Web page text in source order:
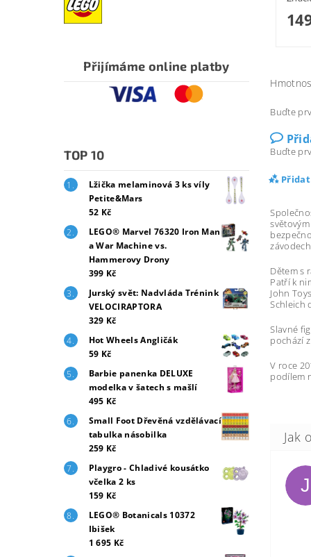
Přijímáme online platby
TOP 10
Lžička melaminová 3 ks víly
Petite&Mars
52 Kč
LEGO® Marvel 76320 Iron Man
a War Machine vs.
Hammerovy Drony
399 Kč
Jurský svět: Nadvláda Trénink
VELOCIRAPTORA
329 Kč
Hot Wheels Angličák
59 Kč
Barbie panenka DELUXE
modelka v šatech s mašlí
495 Kč
Small Foot Dřevěná vzdělávací
tabulka násobilka
259 Kč
Playgro - Chladivé kousátko
včelka 2 ks
159 Kč
LEGO® Botanicals 10372
Ibišek
1 695 Kč
Buďte
Buďte
závodech.
Dětem s
Patří k
John
Schleich
Slavné
pochází
V roce
podílem
J